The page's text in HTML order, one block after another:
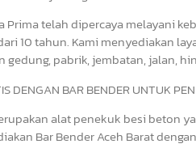
Prima telah dipercaya melayani
10 tahun. Kami menyediakan
gedung, pabrik, jembatan, jalan,
DENGAN BAR BENDER UNTUK
alat penekuk besi beton
Bar Bender Aceh Barat